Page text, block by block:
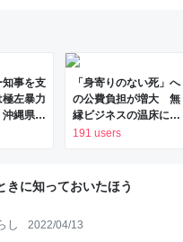
知事を支
極左暴力
縄県議
求め抗
「身寄りのない死」へ
の公費負担が増大 無
縁ビジネスの温床に：
朝日新聞
191 users
きに知っておいたほう
し 2022/04/13